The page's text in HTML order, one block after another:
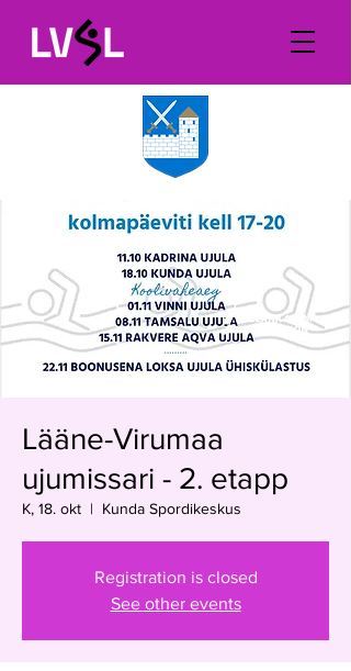
Lääne-Virumaa
ujumissari - 2. etapp
K, 18. okt
  |
Kunda Spordikeskus
Registration is closed
See other events